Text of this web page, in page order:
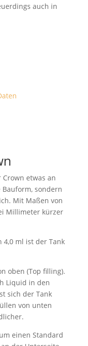
auch in
etwas an
sondern
Mit Maßen von
Millimeter kürzer
4,0 ml ist der Tank
oben (Top filling).
Liquid in den
sich der Tank
von unten
einen Standard